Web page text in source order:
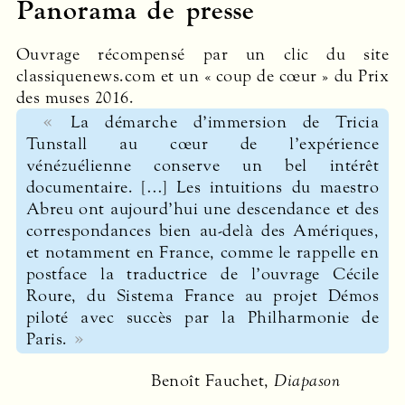
Panorama de presse
Ouvrage récompensé par un clic du site
classiquenews.com et un « coup de cœur » du Prix
des muses 2016.
La démarche d’immersion de Tricia
Tunstall au cœur de l’expérience
vénézuélienne conserve un bel intérêt
documentaire. […] Les intuitions du maestro
Abreu ont aujourd’hui une descendance et des
correspondances bien au-delà des Amériques,
et notamment en France, comme le rappelle en
postface la traductrice de l’ouvrage Cécile
Roure, du Sistema France au projet Démos
piloté avec succès par la Philharmonie de
Paris.
Benoît Fauchet,Diapason